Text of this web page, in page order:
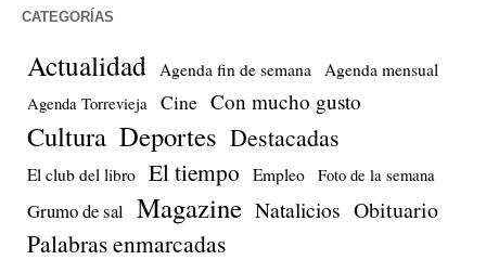
CATEGORÍAS
Actualidad Agenda fin de semana Agenda mensual
Agenda Torrevieja Cine Con mucho gusto
Cultura Deportes Destacadas
El club del libro El tiempo Empleo Foto de la semana
Grumo de sal Magazine Natalicios Obituario
Palabras enmarcadas